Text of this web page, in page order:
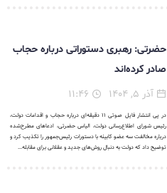
حضرتی: رهبری دستوراتی درباره حجاب
صادر کرده‌اند
آذر ۵, ۱۴۰۴
در پی انتشار فایل صوتی ۱۱ دقیقه‌ای درباره حجاب و اقدامات دولت،
رئیس شورای اطلاع‌رسانی دولت، الیاس حضرتی، ادعاهای مطرح‌شده
درباره مخالفت سه عضو کابینه با دستورات رئیس‌جمهور را تکذیب کرد و
توضیح داد که دولت به دنبال روش‌های جدید و عقلانی برای مقابله...